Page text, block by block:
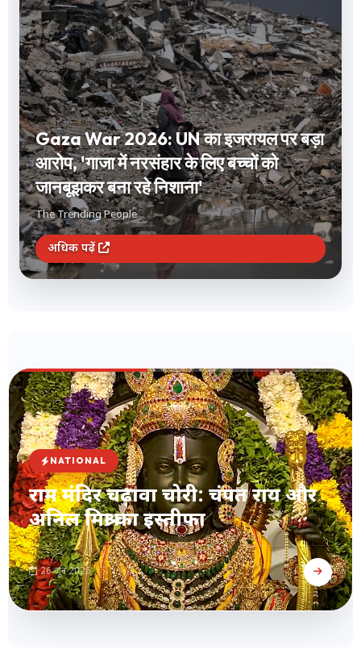
Short Term Investment: 1 से 12 महीने
के लिए करना है निवेश? FD और लिक्विड फंड
समेत ये 3 विकल्प देंगे बंपर रिटर्न
The Trending People
अधिक पढ़ें
NATIONAL
राम मंदिर चढ़ावा चोरी: चंपत राय और
अनिल मिश्रा का इस्तीफा
26 जून 2026